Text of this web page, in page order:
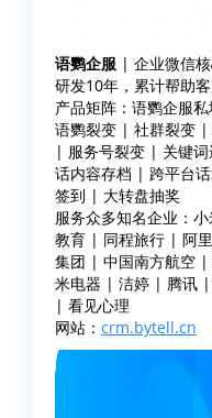
语鹦企服 | 企业微信
研发10年，累计帮助
产品矩阵：语鹦企服
语鹦裂变 | 社群裂变
| 服务号裂变 | 关键
话内容存档 | 跨平台
签到 | 大转盘抽奖
服务众多知名企业：
教育 | 同程旅行 | 阿
集团 | 中国南方航空
米电器 | 洁婷 | 腾讯
| 看见心理
网站： crm.bytell.cn